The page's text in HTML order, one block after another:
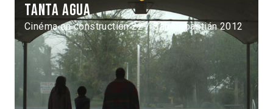
Tanta agua
Cinéma en construction 22 / San Sebastián 2012